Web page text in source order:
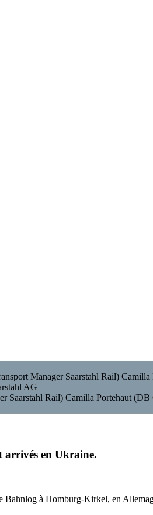
Rail) Camilla Portehaut
arrivés en Ukraine.
Bahnlog à Homburg-Kirkel, en